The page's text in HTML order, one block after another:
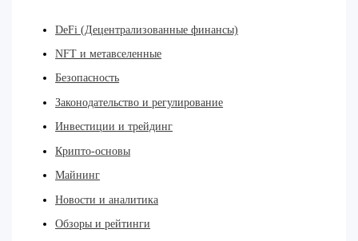
DeFi (Децентрализованные финансы)
NFT и метавселенные
Безопасность
Законодательство и регулирование
Инвестиции и трейдинг
Крипто-основы
Майнинг
Новости и аналитика
Обзоры и рейтинги